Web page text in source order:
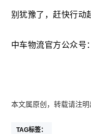
别犹豫了，赶快行动
中车物流官方公众号
本文属原创，转载请注明
TAG标签：